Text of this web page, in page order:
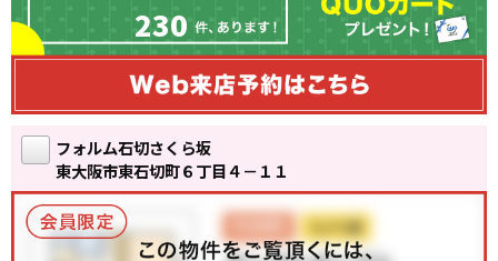
230
フォルム石切さくら坂
東大阪市東石切町６丁目４－１１